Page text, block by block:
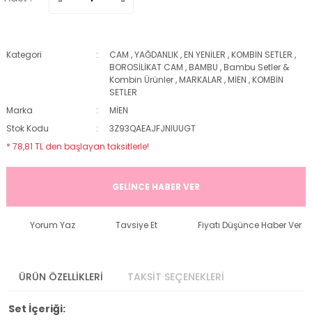
Kategori CAM ,YAĞDANLIK,EN YENİLER ,KOMBİN SETLER ,
BOROSİLİKAT CAM ,BAMBU ,Bambu Setler &
Kombin Ürünler,MARKALAR ,MİEN ,KOMBİN
SETLER
Marka
MİEN
Stok Kodu
3Z93QAEAJFJNIUUGT
* 78,81 TL den başlayan taksitlerle!
GELİNCE HABER VER
Yorum Yaz Tavsiye Et Fiyatı Düşünce Haber Ver
ÜRÜN ÖZELLİKLERİ TAKSİT SEÇENEKLERİ
Set İçeriği: